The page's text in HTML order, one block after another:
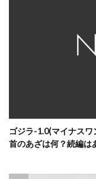
ゴジラ-1.0(マイナス
首のあざは何？続編は